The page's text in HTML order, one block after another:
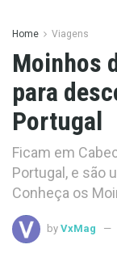
Home Viagens
Moinhos
para
Portugal
Ficam em
Portugal, e são
Conheça os
by VxMag